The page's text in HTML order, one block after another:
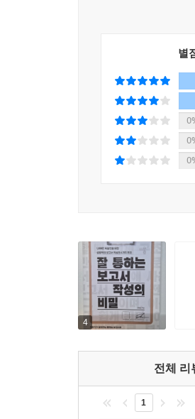
- 부하 직원의 보고서를
별
4
전체 리
1